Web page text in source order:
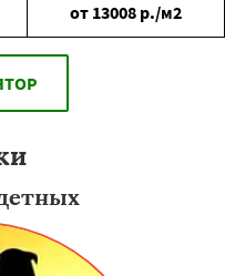
от 13008 р./м2